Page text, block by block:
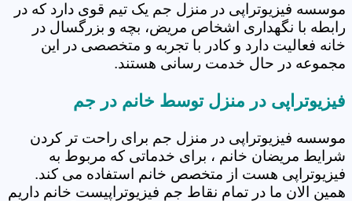
موسسه فیزیوتراپی در منزل جم یک تیم قوی دارد که در
رابطه با نگهداری اشخاص مریض، بچه و بزرگسال در
خانه فعالیت دارد و کادر با تجربه و متخصصی در این
مجموعه در حال خدمت رسانی هستند.
فیزیوتراپی در منزل توسط خانم در جم
موسسه فیزیوتراپی در منزل جم برای راحت تر کردن
شرایط مریضان خانم ، برای خدماتی که مربوط به
فیزیوتراپی هست از متخصص خانم استفاده می کند.
همین الان ما در تمام نقاط جم فیزیوتراپیست خانم داریم